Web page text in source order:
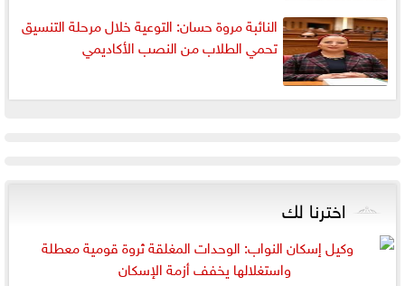
النائبة مروة حسان: التوعية خلال مرحلة التنسيق
تحمي الطلاب من النصب الأكاديمي
اخترنا لك